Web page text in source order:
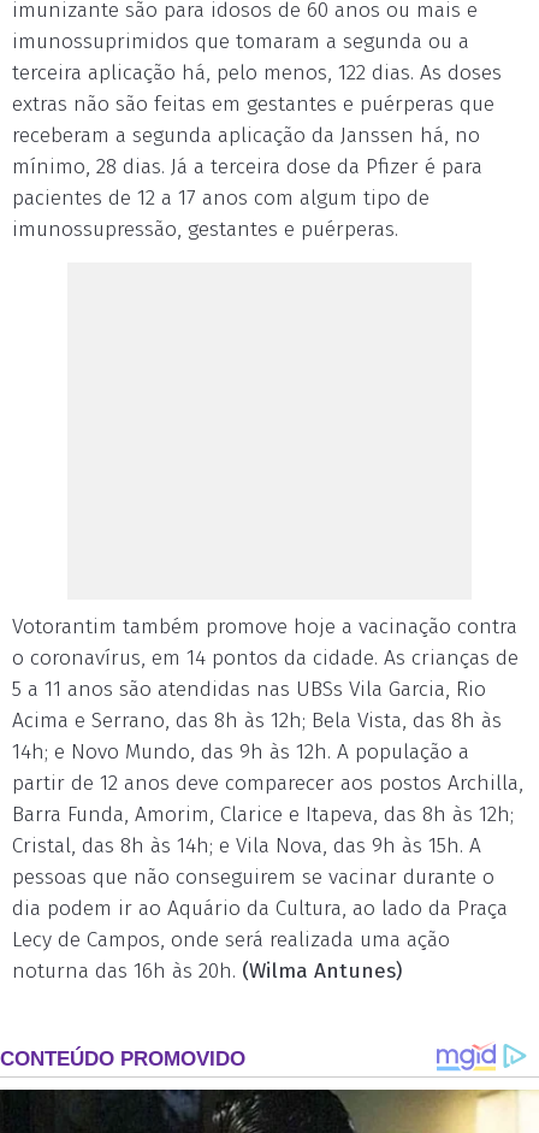
imunizante são para idosos de 60 anos ou mais e
imunossuprimidos que tomaram a segunda ou a
terceira aplicação há, pelo menos, 122 dias. As doses
extras não são feitas em gestantes e puérperas que
receberam a segunda aplicação da Janssen há, no
mínimo, 28 dias. Já a terceira dose da Pfizer é para
pacientes de 12 a 17 anos com algum tipo de
imunossupressão, gestantes e puérperas.
Votorantim também promove hoje a vacinação contra
o coronavírus, em 14 pontos da cidade. As crianças de
5 a 11 anos são atendidas nas UBSs Vila Garcia, Rio
Acima e Serrano, das 8h às 12h; Bela Vista, das 8h às
14h; e Novo Mundo, das 9h às 12h. A população a
partir de 12 anos deve comparecer aos postos Archilla,
Barra Funda, Amorim, Clarice e Itapeva, das 8h às 12h;
Cristal, das 8h às 14h; e Vila Nova, das 9h às 15h. A
pessoas que não conseguirem se vacinar durante o
dia podem ir ao Aquário da Cultura, ao lado da Praça
Lecy de Campos, onde será realizada uma ação
noturna das 16h às 20h. (Wilma Antunes)